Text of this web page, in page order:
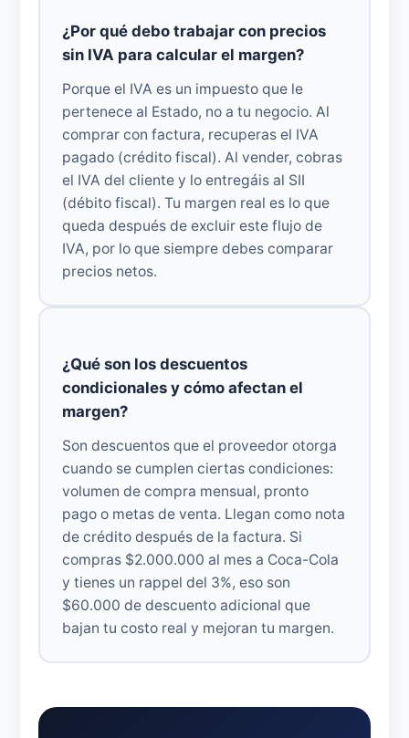
¿Por qué debo trabajar con precios
sin IVA para calcular el margen?
Porque el IVA es un impuesto que le
pertenece al Estado, no a tu negocio. Al
comprar con factura, recuperas el IVA
pagado (crédito fiscal). Al vender, cobras
el IVA del cliente y lo entregáis al SII
(débito fiscal). Tu margen real es lo que
queda después de excluir este flujo de
IVA, por lo que siempre debes comparar
precios netos.
¿Qué son los descuentos
condicionales y cómo afectan el
margen?
Son descuentos que el proveedor otorga
cuando se cumplen ciertas condiciones:
volumen de compra mensual, pronto
pago o metas de venta. Llegan como nota
de crédito después de la factura. Si
compras $2.000.000 al mes a Coca-Cola
y tienes un rappel del 3%, eso son
$60.000 de descuento adicional que
bajan tu costo real y mejoran tu margen.